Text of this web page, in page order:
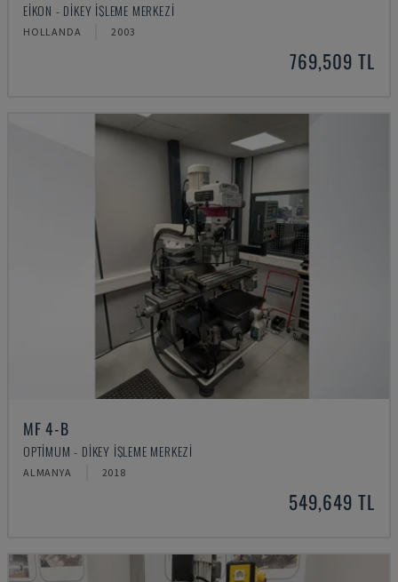
EIKON - DIKEY İŞLEME MERKEZI
HOLLANDA 2003
769,509 TL
MF 4-B
OPTIMUM - DIKEY İŞLEME MERKEZI
ALMANYA 2018
549,649 TL